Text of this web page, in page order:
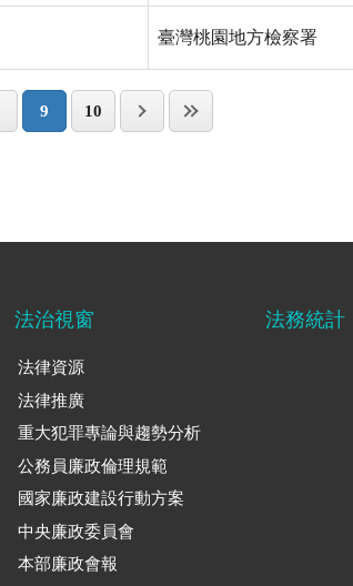
臺灣桃園地方檢察署
9 10
法治視窗
法律資源
法律推廣
重大犯罪專論與趨勢分析
公務員廉政倫理規範
國家廉政建設行動方案
中央廉政委員會
本部廉政會報
法務統計